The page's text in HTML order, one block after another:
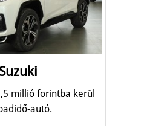
millió forintba kerül
autó.